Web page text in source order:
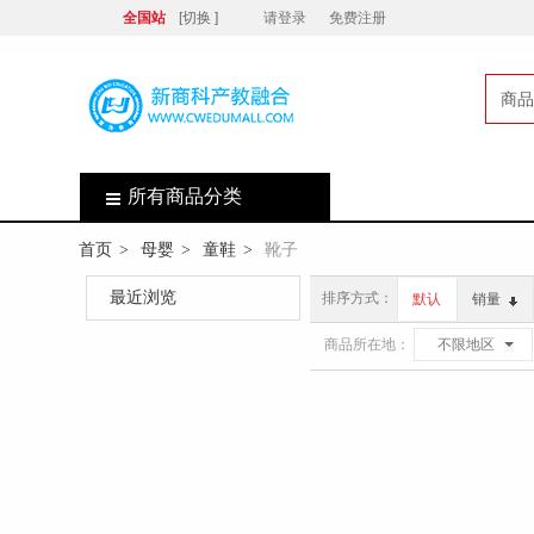
全国站 [切换 ] 请登录 免费注册
商品
所有商品分类
首页 > 母婴 > 童鞋 > 靴子
最近浏览 排序方式： 默认 销量
商品所在地： 不限地区